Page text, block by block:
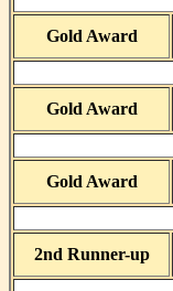
Gold Award
Gold Award
Gold Award
2nd Runner-up